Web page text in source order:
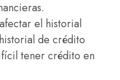
el historial
de crédito
tener crédito en